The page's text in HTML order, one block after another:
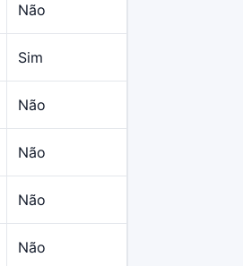
Não
Sim
Não
Não
Não
Não